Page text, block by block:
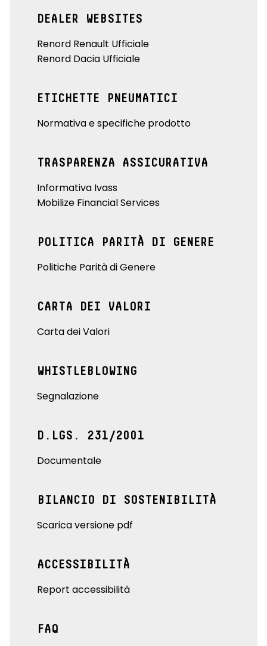
DEALER WEBSITES
Renord Renault Ufficiale
Renord Dacia Ufficiale
ETICHETTE PNEUMATICI
Normativa e specifiche prodotto
TRASPARENZA ASSICURATIVA
Informativa Ivass
Mobilize Financial Services
POLITICA PARITÀ DI GENERE
Politiche Parità di Genere
CARTA DEI VALORI
Carta dei Valori
WHISTLEBLOWING
Segnalazione
D.LGS. 231/2001
Documentale
BILANCIO DI SOSTENIBILITÀ
Scarica versione pdf
ACCESSIBILITÀ
Report accessibilità
FAQ